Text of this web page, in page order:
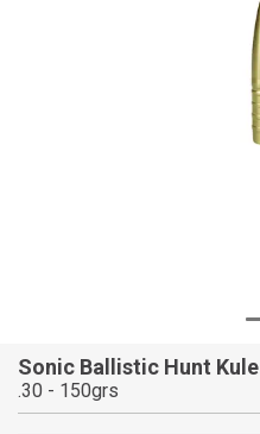
Sonic Ballistic Hunt Kule
.30 - 150grs